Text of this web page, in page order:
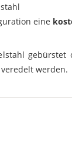
eine
werden.